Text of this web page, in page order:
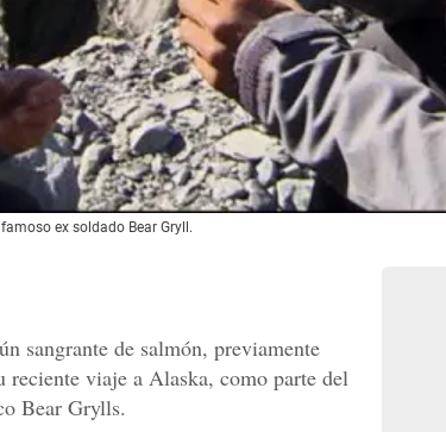
ex soldado Bear Gryll.
sangrante de salmón, previamente
reciente viaje a Alaska, como parte del
Bear Grylls.